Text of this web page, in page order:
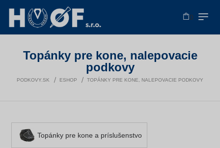
0
Topánky pre kone, nalepovacie
podkovy
PODKOVY.SK ESHOP TOPÁNKY PRE KONE, NALEPOVACIE PODKOVY
Topánky pre kone a príslušenstvo